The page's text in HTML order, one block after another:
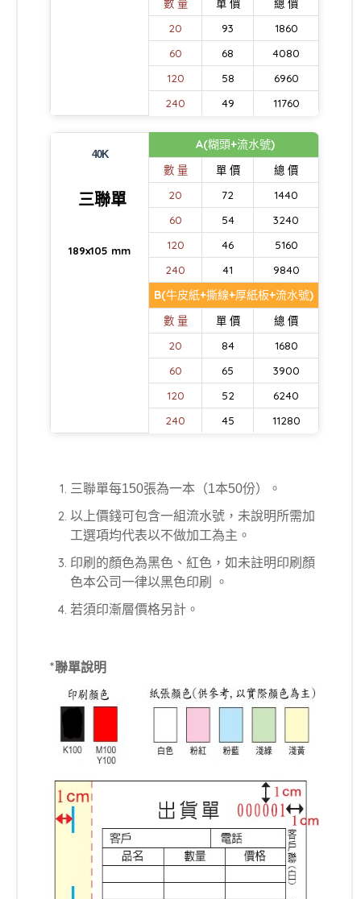
數 量 單 價
總 價
20
93
1860
60
68
4080
120
58
6960
240
49 11760
40K
三聯單
189x105 mm
A(糊頭+流水號)
數 量 單 價
總 價
20
72
1440
60
54
3240
120
46
5160
240
41 9840
B(牛皮紙+撕線+厚紙板+流水號)
數 量 單 價
總 價
20
84
1680
60
65
3900
120
52
6240
240
45 11280
三聯單每150張為一本（1本50份）。
以上價錢可包含一組流水號，未說明所需加
工選項均代表以不做加工為主。
印刷的顏色為黑色、紅色，如未註明印刷顏
色本公司一律以黑色印刷 。
若須印漸層價格另計。
*聯單說明